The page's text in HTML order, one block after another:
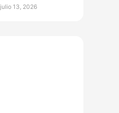
julio 13, 2026